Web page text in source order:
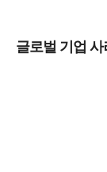
글로벌 기업